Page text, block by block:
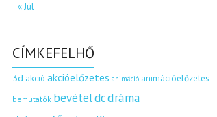
« Júl
CÍMKEFELHŐ
3d akció akcióelőzetes animáció animációelőzetes
bemutatók bevételdcdráma